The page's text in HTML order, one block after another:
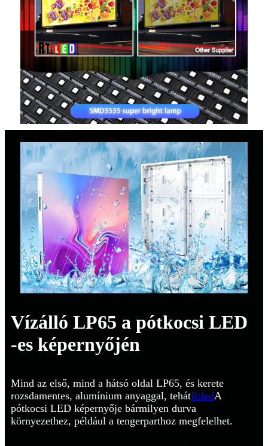
Vízálló LP65 a pótkocsi LED
-es képernyőjén
Mind az első, mind a hátsó oldal LP65, és kerete
rozsdamentes, alumínium anyaggal, tehátRtledA
pótkocsi LED képernyője bármilyen durva
környezethez, például a tengerparthoz megfelelhet.